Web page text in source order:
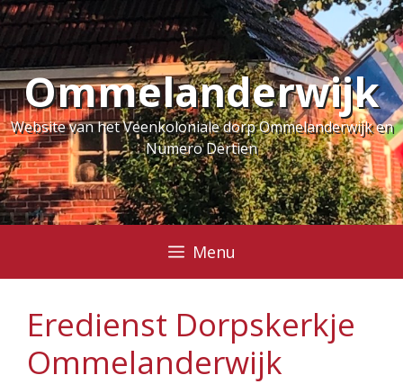
Ga
naar
de
inhoudOmmelanderwijk
Website van het Veenkoloniale dorp Ommelanderwijk en
Numero Dertien
Menu
Eredienst Dorpskerkje
Ommelanderwijk